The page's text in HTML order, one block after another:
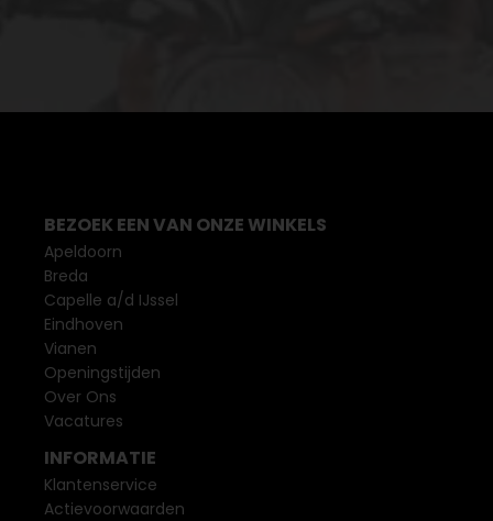
BEZOEK EEN VAN ONZE WINKELS
Apeldoorn
Breda
Capelle a/d IJssel
Eindhoven
Vianen
Openingstijden
Over Ons
Vacatures
INFORMATIE
Klantenservice
Actievoorwaarden